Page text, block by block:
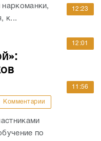
к...
Комментарии
по
12:23
12:01
11:56